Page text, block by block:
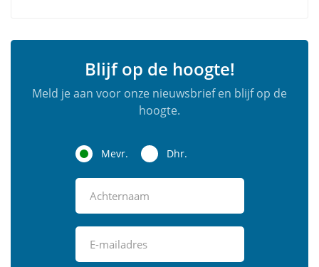
Blijf op de hoogte!
Meld je aan voor onze nieuwsbrief en blijf op de
hoogte.
Mevr. Dhr.